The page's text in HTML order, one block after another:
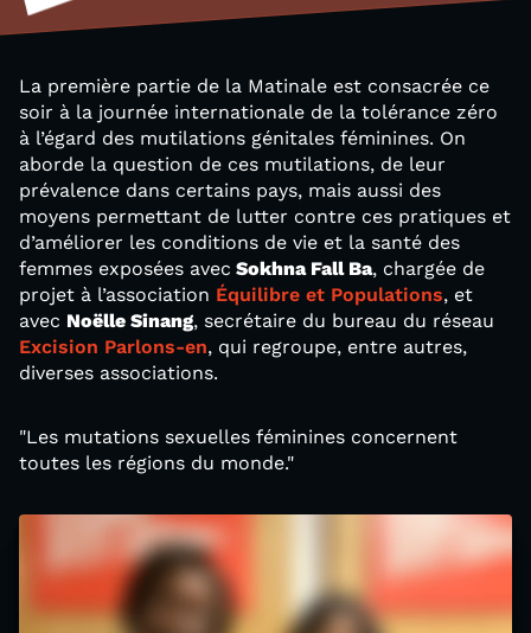
La première partie de la Matinale est consacrée ce
soir à la journée internationale de la tolérance zéro
à l’égard des mutilations génitales féminines. On
aborde la question de ces mutilations, de leur
prévalence dans certains pays, mais aussi des
moyens permettant de lutter contre ces pratiques et
d’améliorer les conditions de vie et la santé des
femmes exposées avec Sokhna Fall Ba, chargée de
projet à l’association Équilibre et Populations, et
avec Noëlle Sinang, secrétaire du bureau du réseau
Excision Parlons-en, qui regroupe, entre autres,
diverses associations.
"Les mutations sexuelles féminines concernent
toutes les régions du monde."